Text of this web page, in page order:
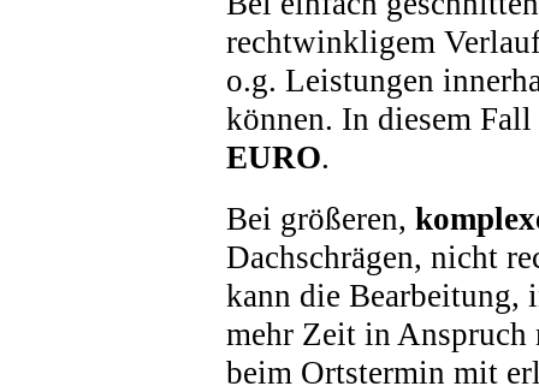
rechtwinkligem
o.g. Leistungen
können. In diesem
EURO.
Bei größeren,
Dachschrägen, nicht
kann die Bearbeitung,
mehr Zeit in Anspruch
beim Ortstermin mit